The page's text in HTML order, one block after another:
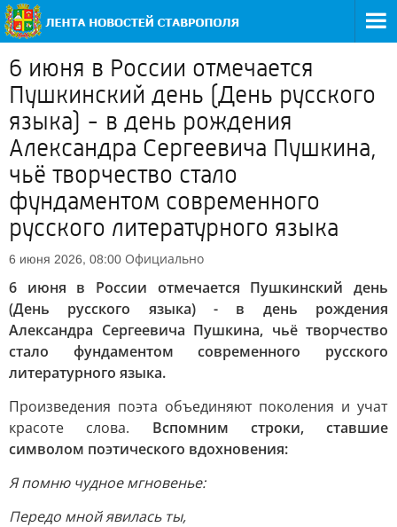
6 июня в России отмечается
Пушкинский день (День русского
языка) - в день рождения
Александра Сергеевича Пушкина,
чьё творчество стало
фундаментом современного
русского литературного языка
6 июня 2026, 08:00 Официально
6 июня в России отмечается Пушкинский день
(День русского языка) - в день рождения
Александра Сергеевича Пушкина, чьё творчество
стало фундаментом современного русского
литературного языка.
Произведения поэта объединяют поколения и учат
красоте слова. Вспомним строки, ставшие
символом поэтического вдохновения:
Я помню чудное мгновенье:
Передо мной явилась ты,